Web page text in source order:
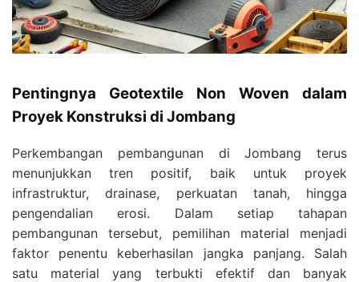
Pentingnya Geotextile Non Woven dalam
Proyek Konstruksi di Jombang
Perkembangan pembangunan di Jombang terus
menunjukkan tren positif, baik untuk proyek
infrastruktur, drainase, perkuatan tanah, hingga
pengendalian erosi. Dalam setiap tahapan
pembangunan tersebut, pemilihan material menjadi
faktor penentu keberhasilan jangka panjang. Salah
satu material yang terbukti efektif dan banyak